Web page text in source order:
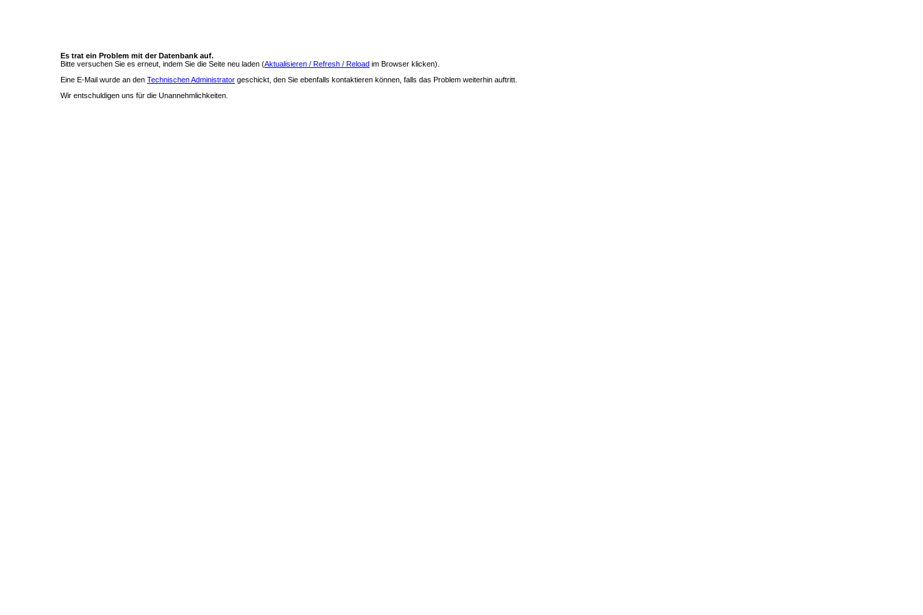
Es trat ein Problem mit der Datenbank auf.
Bitte versuchen Sie es erneut, indem Sie die Seite neu laden (Aktualisieren / Refresh / Reload im Browser klicken).
Eine E-Mail wurde an den Technischen Administrator geschickt, den Sie ebenfalls kontaktieren können, falls das Problem weiterhin auftritt.
Wir entschuldigen uns für die Unannehmlichkeiten.